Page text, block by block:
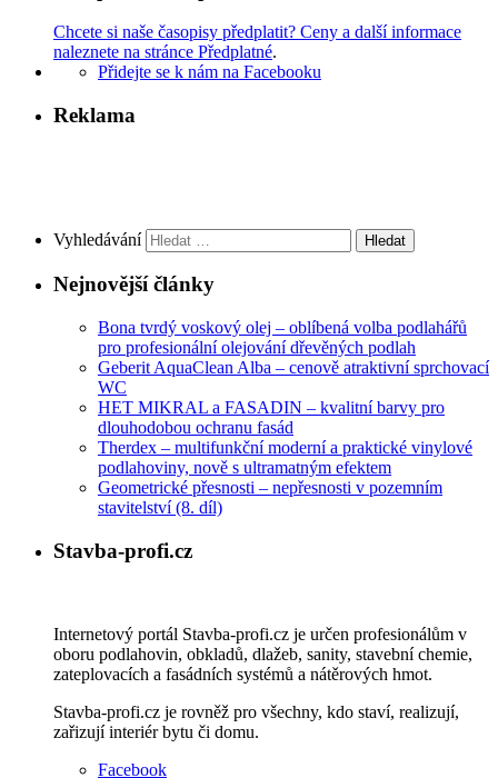
Chcete si naše časopisy předplatit? Ceny a další informace
naleznete na stránce Předplatné.
Přidejte se k nám na Facebooku
Reklama
Vyhledávání
Nejnovější články
Bona tvrdý voskový olej – oblíbená volba podlahářů
pro profesionální olejování dřevěných podlah
Geberit AquaClean Alba – cenově atraktivní sprchovací
WC
HET MIKRAL a FASADIN – kvalitní barvy pro
dlouhodobou ochranu fasád
Therdex – multifunkční moderní a praktické vinylové
podlahoviny, nově s ultramatným efektem
Geometrické přesnosti – nepřesnosti v pozemním
stavitelství (8. díl)
Stavba-profi.cz
Internetový portál Stavba-profi.cz je určen profesionálům v
oboru podlahovin, obkladů, dlažeb, sanity, stavební chemie,
zateplovacích a fasádních systémů a nátěrových hmot.
Stavba-profi.cz je rovněž pro všechny, kdo staví, realizují,
zařizují interiér bytu či domu.
Facebook